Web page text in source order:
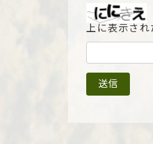
上に表示され